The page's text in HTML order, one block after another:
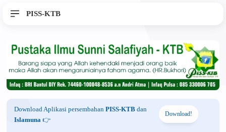
PISS-KTB
Download Aplikasi persembahan PISS-KTB dan
Islamuna 👉
Download!